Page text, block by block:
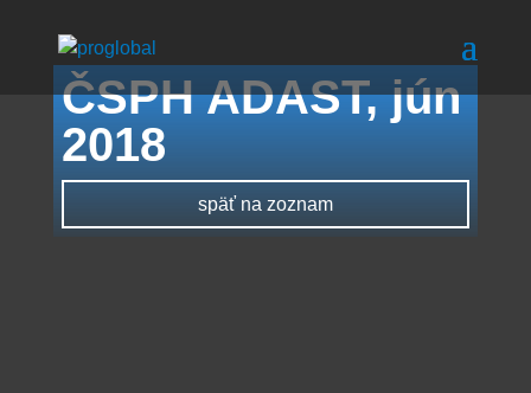
ČSPH ADAST, jún
2018
späť na zoznam